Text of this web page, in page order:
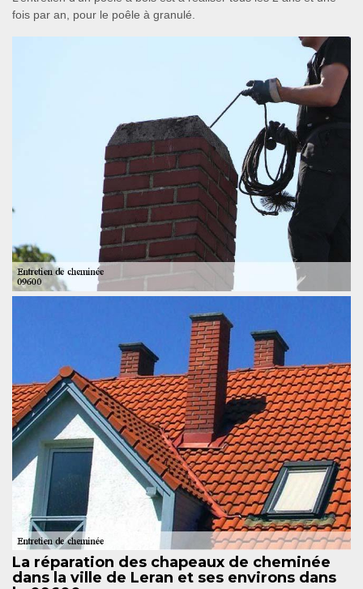
fois par an, pour le poêle à granulé.
La réparation des chapeaux de cheminée
dans la ville de Leran et ses environs dans